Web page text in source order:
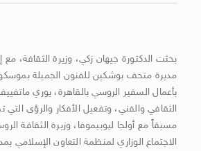
بحثت الدكتورة جيهان زكي، وزيرة الثقافة، مع
مديرة متحف بوشكين للفنون الجميلة
بأعمال السفير الروسي بالقاهرة، يوري
الثقافي والفني، وتفعيل الأفكار والرؤى التي
مسبقاً مع أولجا ليوبيموفا، وزيرة الثقافة
الاجتماع الوزاري لمنظمة التعاون الإسلامي